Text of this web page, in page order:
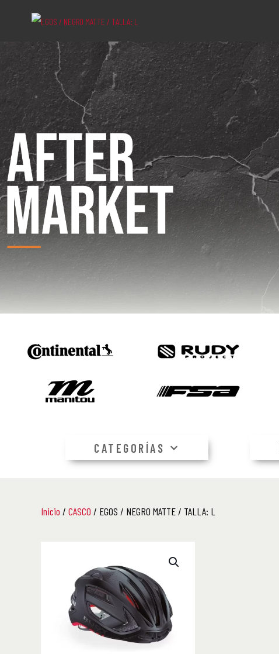
CATEGORÍAS
Inicio / CASCO / EGOS / NEGRO MATTE / TALLA: L